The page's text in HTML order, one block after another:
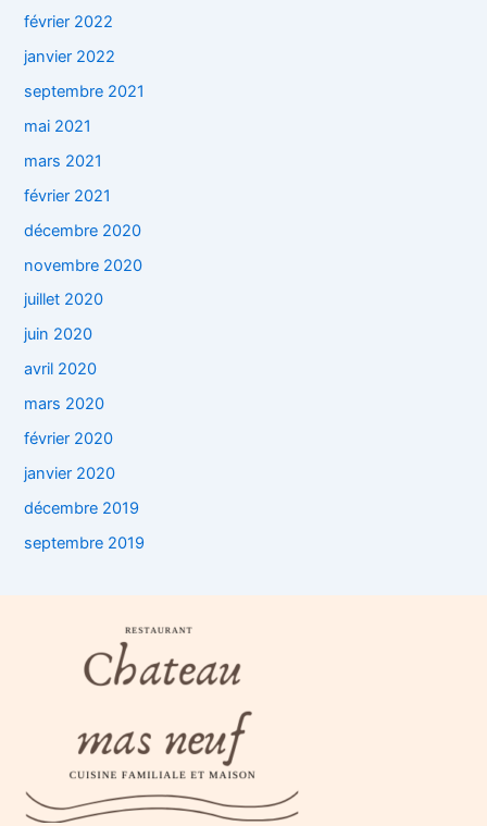
février 2022
janvier 2022
septembre 2021
mai 2021
mars 2021
février 2021
décembre 2020
novembre 2020
juillet 2020
juin 2020
avril 2020
mars 2020
février 2020
janvier 2020
décembre 2019
septembre 2019